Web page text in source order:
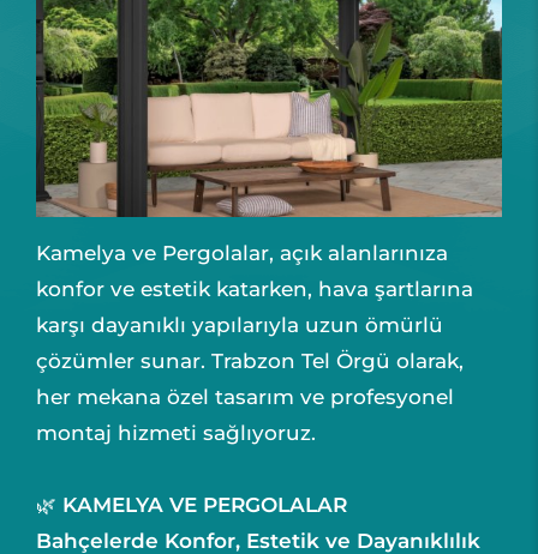
Kamelya ve Pergolalar, açık alanlarınıza
konfor ve estetik katarken, hava şartlarına
karşı dayanıklı yapılarıyla uzun ömürlü
çözümler sunar. Trabzon Tel Örgü olarak,
her mekana özel tasarım ve profesyonel
montaj hizmeti sağlıyoruz.
🌿 KAMELYA VE PERGOLALAR
Bahçelerde Konfor, Estetik ve Dayanıklılık